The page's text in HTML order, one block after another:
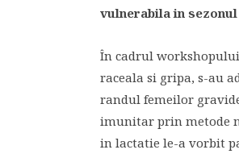
vulnerabila in
În cadrul
raceala si gripa, s-au
randul femeilor
imunitar prin metode
in lactatie le-a vorbit